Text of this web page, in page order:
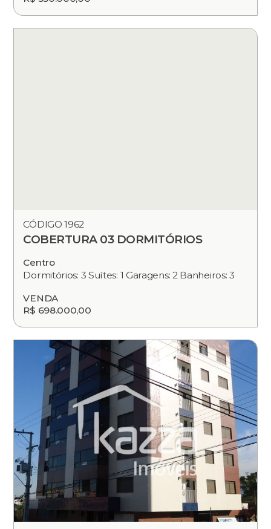
CÓDIGO 1962
COBERTURA 03 DORMITÓRIOS
Centro
Dormitórios: 3 Suítes: 1 Garagens: 2 Banheiros: 3
VENDA
R$ 698.000,00